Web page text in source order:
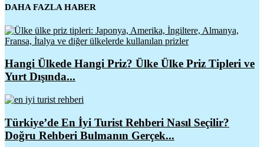
DAHA FAZLA HABER
Hangi Ülkede Hangi Priz? Ülke Ülke Priz Tipleri ve
Yurt Dışında...
Türkiye’de En İyi Turist Rehberi Nasıl Seçilir?
Doğru Rehberi Bulmanın Gerçek...